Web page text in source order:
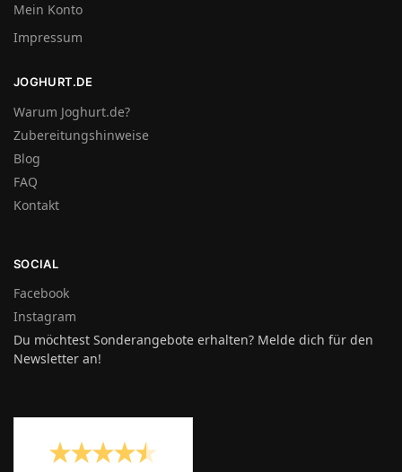
Mein Konto
Impressum
JOGHURT.DE
Warum Joghurt.de?
Zubereitungshinweise
Blog
FAQ
Kontakt
SOCIAL
Facebook
Instagram
Du möchtest Sonderangebote erhalten? Melde dich für den
Newsletter an!